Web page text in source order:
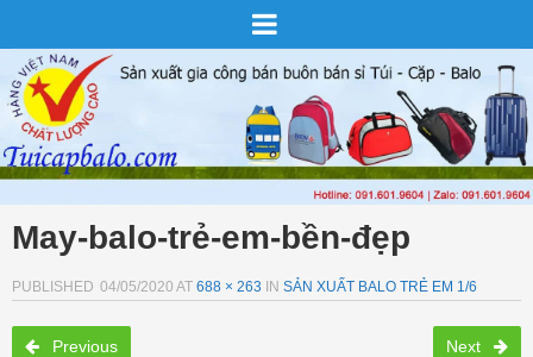
May-balo-trẻ-em-bền-đẹp
PUBLISHED 04/05/2020 AT 688 × 263 IN SẢN XUẤT BALO TRẺ EM 1/6
Previous Next